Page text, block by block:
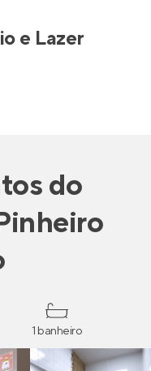
e Lazer
do
1 banheiro